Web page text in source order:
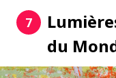
7
du